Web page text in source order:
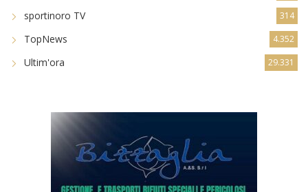
sportinoro TV 314
TopNews 4.352
Ultim'ora 29.331